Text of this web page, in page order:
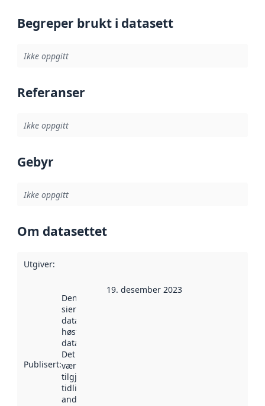
Begreper brukt i datasett
Ikke oppgitt
Referanser
Ikke oppgitt
Gebyr
Ikke oppgitt
Om datasettet
Utgiver:
Publisert:
Denne datoen
sier når
datasettet ble
høstet av
data.norge.no.
Det kan ha
vært
tilgjengelig
tidligere
andre steder.
19. desember 2023